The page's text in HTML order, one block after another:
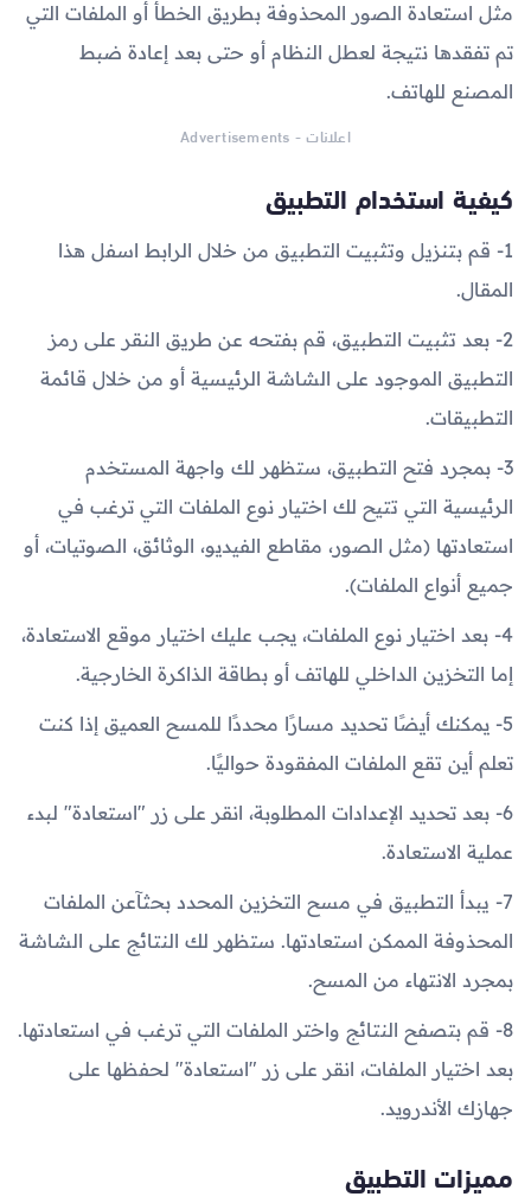
مثل استعادة الصور المحذوفة بطريق الخطأ أو الملفات التي
تم تفقدها نتيجة لعطل النظام أو حتى بعد إعادة ضبط
المصنع للهاتف.
اعلانات - Advertisements
كيفية استخدام التطبيق
1- قم بتنزيل وتثبيت التطبيق من خلال الرابط اسفل هذا
المقال.
2- بعد تثبيت التطبيق، قم بفتحه عن طريق النقر على رمز
التطبيق الموجود على الشاشة الرئيسية أو من خلال قائمة
التطبيقات.
3- بمجرد فتح التطبيق، ستظهر لك واجهة المستخدم
الرئيسية التي تتيح لك اختيار نوع الملفات التي ترغب في
استعادتها (مثل الصور، مقاطع الفيديو، الوثائق، الصوتيات، أو
جميع أنواع الملفات).
4- بعد اختيار نوع الملفات، يجب عليك اختيار موقع الاستعادة،
إما التخزين الداخلي للهاتف أو بطاقة الذاكرة الخارجية.
5- يمكنك أيضًا تحديد مسارًا محددًا للمسح العميق إذا كنت
تعلم أين تقع الملفات المفقودة حواليًا.
6- بعد تحديد الإعدادات المطلوبة، انقر على زر "استعادة" لبدء
عملية الاستعادة.
7- يبدأ التطبيق في مسح التخزين المحدد بحثآعن الملفات
المحذوفة الممكن استعادتها. ستظهر لك النتائج على الشاشة
بمجرد الانتهاء من المسح.
8- قم بتصفح النتائج واختر الملفات التي ترغب في استعادتها.
بعد اختيار الملفات، انقر على زر "استعادة" لحفظها على
جهازك الأندرويد.
مميزات التطبيق